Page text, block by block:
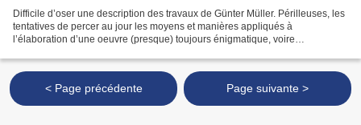
Difficile d’oser une description des travaux de Günter Müller. Périlleuses, les
tentatives de percer au jour les moyens et manières appliqués à
l’élaboration d’une oeuvre (presque) toujours énigmatique, voire
< Page précédente Page suivante >